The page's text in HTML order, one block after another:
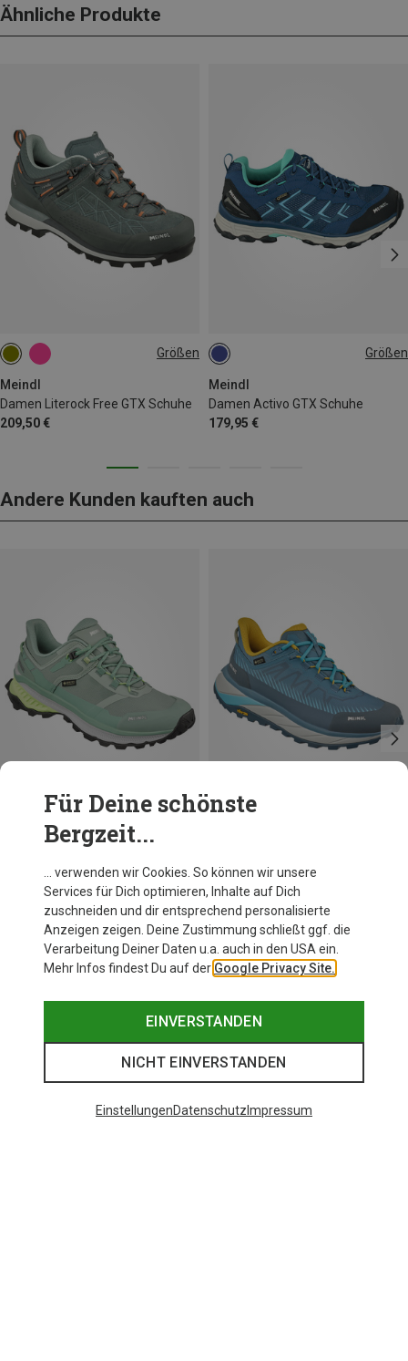
Ähnliche Produkte
Größen
Meindl
Damen Literock Free GTX Schuhe
209,50 €
Größen
Meindl
Damen Activo GTX Schuhe
179,95 €
Andere Kunden kauften auch
Damen Tahoma GTX Schuhe
165,80 €
Für Deine schönste
Bergzeit...
… verwenden wir Cookies. So können wir unsere
Services für Dich optimieren, Inhalte auf Dich
zuschneiden und dir entsprechend personalisierte
Anzeigen zeigen. Deine Zustimmung schließt ggf. die
Verarbeitung Deiner Daten u.a. auch in den USA ein.
Mehr Infos findest Du auf der Google Privacy Site.
EINVERSTANDEN
NICHT EINVERSTANDEN
EinstellungenDatenschutz Impressum